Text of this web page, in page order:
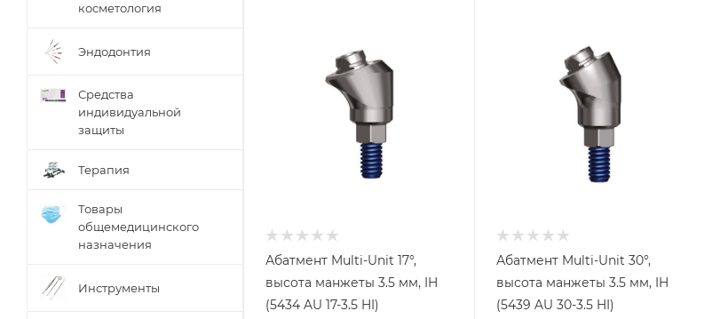
Абатмент Multi-Unit 17°,
высота манжеты 3.5 мм, IH
(5434 AU 17-3.5 HI)
Абатмент Multi-Unit 30°,
высота манжеты 3.5 мм, IH
(5439 AU 30-3.5 HI)
косметология
Эндодонтия
Средства
индивидуальной
защиты
Терапия
Товары
общемедицинского
назначения
Инструменты